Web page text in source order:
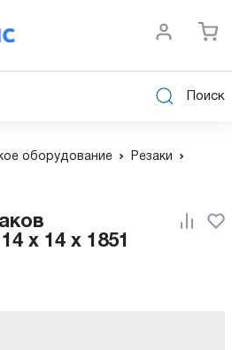
Поиск
оборудование
Резаки
х 14 х 1851